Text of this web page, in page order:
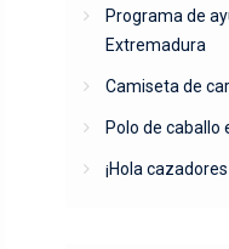
Programa de
Extremadura
Camiseta de
Polo de caballo
¡Hola